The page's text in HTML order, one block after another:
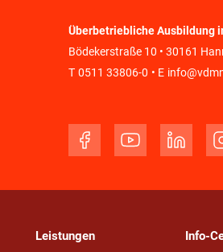
Überbetriebliche Ausbildung
Bödekerstraße 10 • 30161
T 0511 33806-0 • E
Leistungen Info-